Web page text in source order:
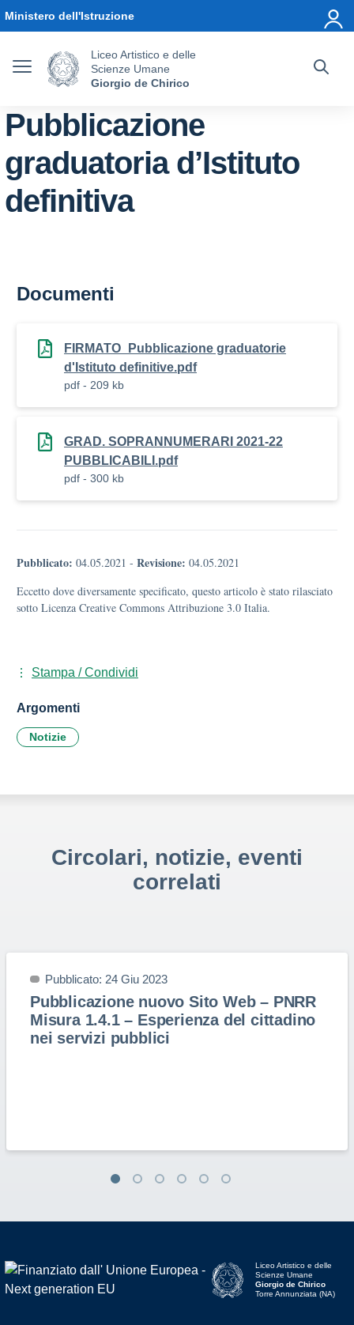
Ministero dell'Istruzione
Liceo Artistico e delle
Scienze Umane
Giorgio de Chirico
Pubblicazione
graduatoria d’Istituto
definitiva
Documenti
FIRMATO_Pubblicazione graduatorie
d'Istituto definitive.pdf
pdf - 209 kb
GRAD. SOPRANNUMERARI 2021-22
PUBBLICABILI.pdf
pdf - 300 kb
Pubblicato: 04.05.2021 - Revisione: 04.05.2021
Eccetto dove diversamente specificato, questo articolo è stato rilasciato
sotto Licenza Creative Commons Attribuzione 3.0 Italia.
Stampa / Condividi
Argomenti
Notizie
Circolari, notizie, eventi
correlati
Pubblicato: 24 Giu 2023
Pubblicazione nuovo Sito Web – PNRR
Misura 1.4.1 – Esperienza del cittadino
nei servizi pubblici
Liceo Artistico e delle
Scienze Umane
Giorgio de Chirico
Torre Annunziata (NA)